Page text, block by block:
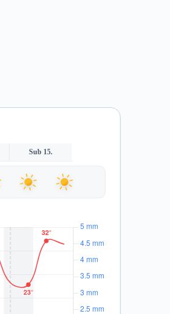
Sub 15.